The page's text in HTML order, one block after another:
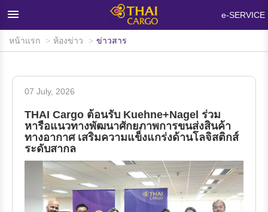
×
หน้าแรก
เครือข่ายและอุปกรณ์บรรทุกสินค้า
ห้องข่าว
ข้อมูลสนับสนุน
คำถามที่พบบ่อย
เกี่ยวกับไทยคาร์โก้
e-SERVICE
หน้าแรก ห้องข่าว ข่าวสาร
07 July, 2026
THAI Cargo ต้อนรับ Kuehne+Nagel ร่วม
หารือแนวทางพัฒนาศักยภาพการขนส่งสินค้า
ทางอากาศ เสริมความแข็งแกร่งด้านโลจิสติกส์
ระดับสากล